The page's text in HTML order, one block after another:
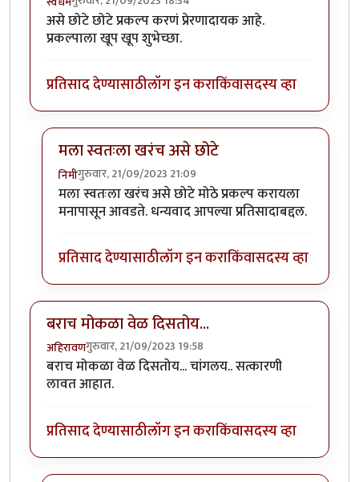
असे छोटे छोटे प्रकल्प करणं प्रेरणादायक आहे.
प्रकल्पाला खूप खूप शुभेच्छा.
प्रतिसाद देण्यासाठीलॉग इन कराकिंवासदस्य व्हा
मला स्वतःला खरंच असे छोटे
निमीगुरुवार, 21/09/2023 21:09
In reply toवा क्या बात हॅbyस्वधर्म
मला स्वतःला खरंच असे छोटे मोठे प्रकल्प करायला
मनापासून आवडते. धन्यवाद आपल्या प्रतिसादाबद्दल.
प्रतिसाद देण्यासाठीलॉग इन कराकिंवासदस्य व्हा
बराच मोकळा वेळ दिसतोय...
अहिरावणगुरुवार, 21/09/2023 19:58
बराच मोकळा वेळ दिसतोय... चांगलय.. सत्कारणी
लावत आहात.
प्रतिसाद देण्यासाठीलॉग इन कराकिंवासदस्य व्हा